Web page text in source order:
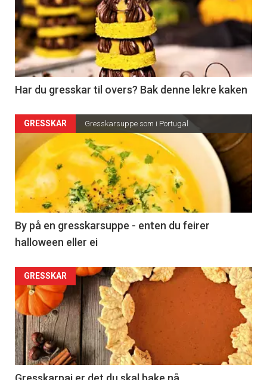
Har du gresskar til overs? Bak denne lekre kaken
GRESSKAR Gresskarsuppe som i Portugal
By på en gresskarsuppe - enten du feirer
halloween eller ei
GRESSKAR